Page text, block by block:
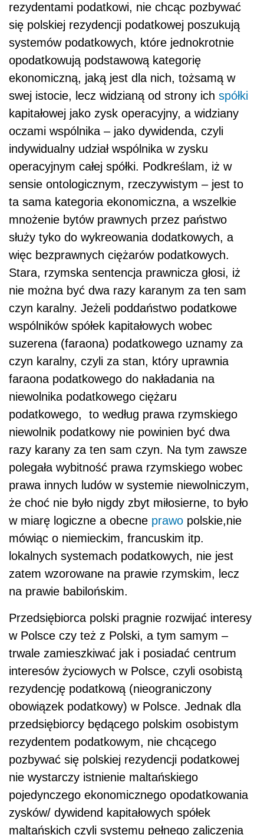
rezydentami podatkowi, nie chcąc pozbywać
się polskiej rezydencji podatkowej poszukują
systemów podatkowych, które jednokrotnie
opodatkowują podstawową kategorię
ekonomiczną, jaką jest dla nich, tożsamą w
swej istocie, lecz widzianą od strony ich spółki
kapitałowej jako zysk operacyjny, a widziany
oczami wspólnika – jako dywidenda, czyli
indywidualny udział wspólnika w zysku
operacyjnym całej spółki. Podkreślam, iż w
sensie ontologicznym, rzeczywistym – jest to
ta sama kategoria ekonomiczna, a wszelkie
mnożenie bytów prawnych przez państwo
służy tyko do wykreowania dodatkowych, a
więc bezprawnych ciężarów podatkowych.
Stara, rzymska sentencja prawnicza głosi, iż
nie można być dwa razy karanym za ten sam
czyn karalny. Jeżeli poddaństwo podatkowe
wspólników spółek kapitałowych wobec
suzerena (faraona) podatkowego uznamy za
czyn karalny, czyli za stan, który uprawnia
faraona podatkowego do nakładania na
niewolnika podatkowego ciężaru
podatkowego, to według prawa rzymskiego
niewolnik podatkowy nie powinien być dwa
razy karany za ten sam czyn. Na tym zawsze
polegała wybitność prawa rzymskiego wobec
prawa innych ludów w systemie niewolniczym,
że choć nie było nigdy zbyt miłosierne, to było
w miarę logiczne a obecne prawo polskie,nie
mówiąc o niemieckim, francuskim itp.
lokalnych systemach podatkowych, nie jest
zatem wzorowane na prawie rzymskim, lecz
na prawie babilońskim.
Przedsiębiorca polski pragnie rozwijać interesy
w Polsce czy też z Polski, a tym samym –
trwale zamieszkiwać jak i posiadać centrum
interesów życiowych w Polsce, czyli osobistą
rezydencję podatkową (nieograniczony
obowiązek podatkowy) w Polsce. Jednak dla
przedsiębiorcy będącego polskim osobistym
rezydentem podatkowym, nie chcącego
pozbywać się polskiej rezydencji podatkowej
nie wystarczy istnienie maltańskiego
pojedynczego ekonomicznego opodatkowania
zysków/ dywidend kapitałowych spółek
maltańskich czyli systemu pełnego zaliczenia